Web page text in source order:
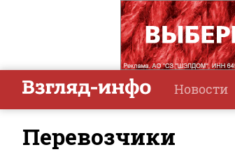
Новости
перевозчики